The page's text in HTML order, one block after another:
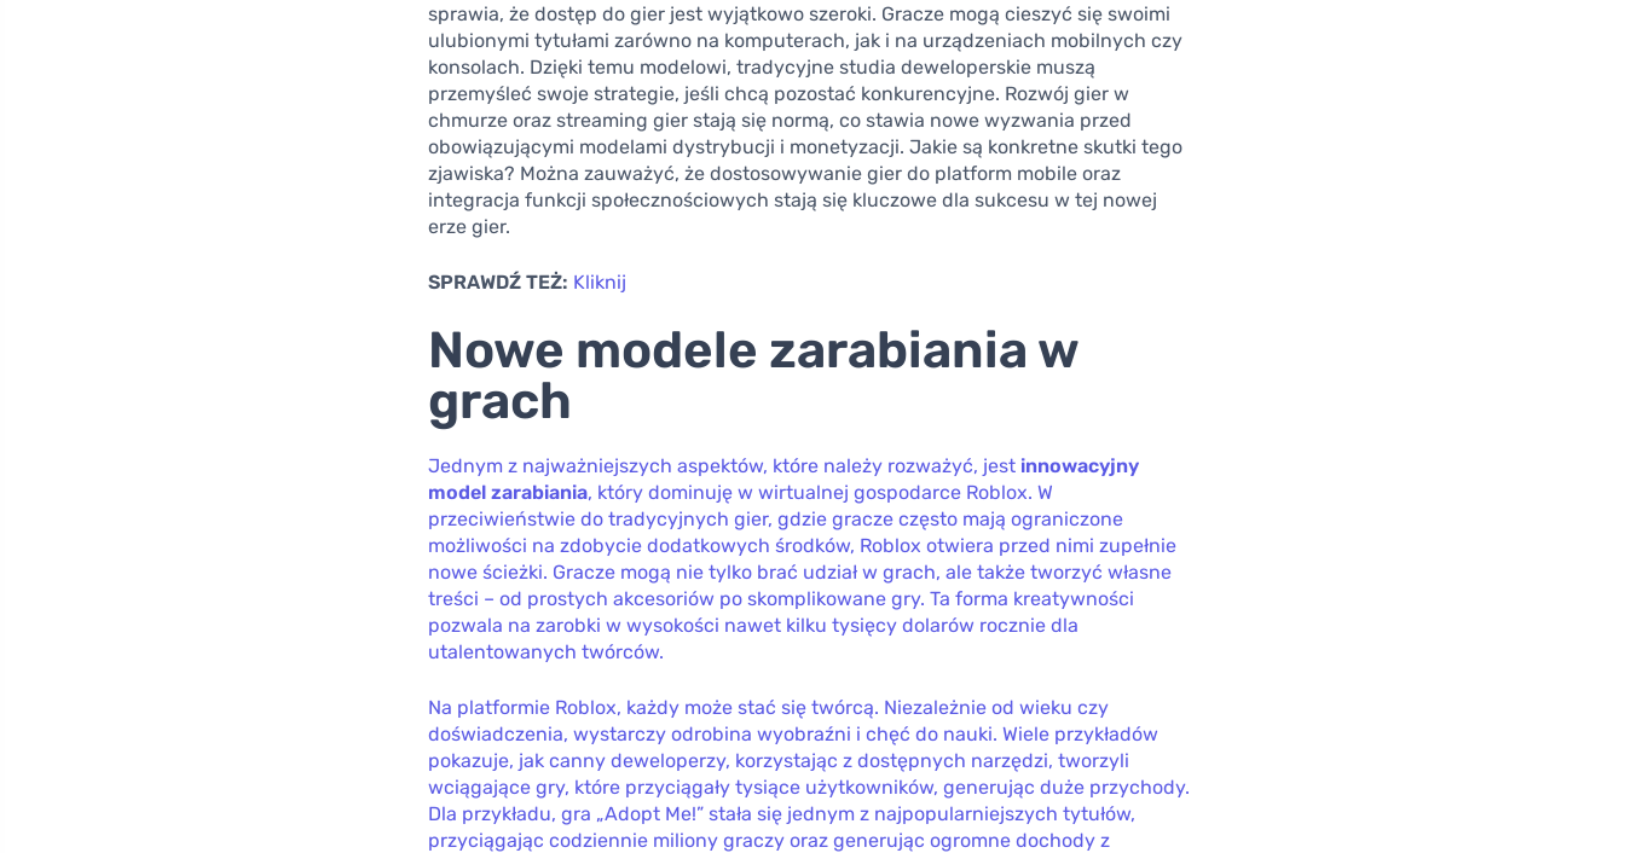
sprawia, że dostęp do gier jest wyjątkowo szeroki. Gracze mogą cieszyć się swoimi
ulubionymi tytułami zarówno na komputerach, jak i na urządzeniach mobilnych czy
konsolach. Dzięki temu modelowi, tradycyjne studia deweloperskie muszą
przemyśleć swoje strategie, jeśli chcą pozostać konkurencyjne. Rozwój gier w
chmurze oraz streaming gier stają się normą, co stawia nowe wyzwania przed
obowiązującymi modelami dystrybucji i monetyzacji. Jakie są konkretne skutki tego
zjawiska? Można zauważyć, że dostosowywanie gier do platform mobile oraz
integracja funkcji społecznościowych stają się kluczowe dla sukcesu w tej nowej
erze gier.
SPRAWDŹ TEŻ: Kliknij
Nowe modele zarabiania w
grach
Jednym z najważniejszych aspektów, które należy rozważyć, jest innowacyjny
model zarabiania, który dominuję w wirtualnej gospodarce Roblox. W
przeciwieństwie do tradycyjnych gier, gdzie gracze często mają ograniczone
możliwości na zdobycie dodatkowych środków, Roblox otwiera przed nimi zupełnie
nowe ścieżki. Gracze mogą nie tylko brać udział w grach, ale także tworzyć własne
treści – od prostych akcesoriów po skomplikowane gry. Ta forma kreatywności
pozwala na zarobki w wysokości nawet kilku tysięcy dolarów rocznie dla
utalentowanych twórców.
Na platformie Roblox, każdy może stać się twórcą. Niezależnie od wieku czy
doświadczenia, wystarczy odrobina wyobraźni i chęć do nauki. Wiele przykładów
pokazuje, jak canny deweloperzy, korzystając z dostępnych narzędzi, tworzyli
wciągające gry, które przyciągały tysiące użytkowników, generując duże przychody.
Dla przykładu, gra „Adopt Me!” stała się jednym z najpopularniejszych tytułów,
przyciągając codziennie miliony graczy oraz generując ogromne dochody z